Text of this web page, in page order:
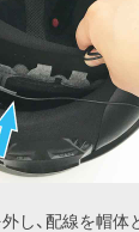
し、配線を帽体